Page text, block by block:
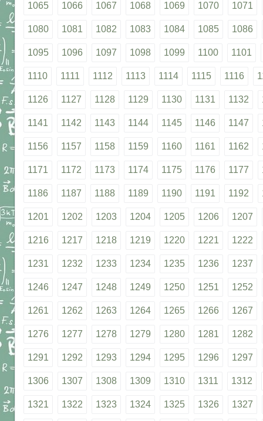
1065 1066 1067 1068 1069 1070 1071
1080 1081 1082 1083 1084 1085 1086
1095 1096 1097 1098 1099 1100 1101
1110 1111 1112 1113 1114 1115 1116
1126 1127 1128 1129 1130 1131 1132
1141 1142 1143 1144 1145 1146 1147
1156 1157 1158 1159 1160 1161 1162
1171 1172 1173 1174 1175 1176 1177
1186 1187 1188 1189 1190 1191 1192
1201 1202 1203 1204 1205 1206 1207
1216 1217 1218 1219 1220 1221 1222
1231 1232 1233 1234 1235 1236 1237
1246 1247 1248 1249 1250 1251 1252
1261 1262 1263 1264 1265 1266 1267
1276 1277 1278 1279 1280 1281 1282
1291 1292 1293 1294 1295 1296 1297
1306 1307 1308 1309 1310 1311 1312
1321 1322 1323 1324 1325 1326 1327